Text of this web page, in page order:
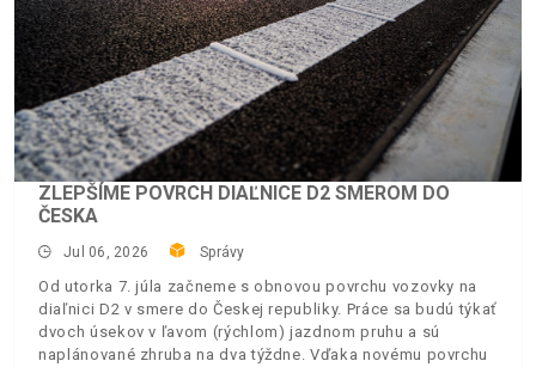
ZLEPŠÍME POVRCH DIAĽNICE D2 SMEROM DO
ČESKA
Jul 06, 2026 Správy
Od utorka 7. júla začneme s obnovou povrchu vozovky na
diaľnici D2 v smere do Českej republiky. Práce sa budú týkať
dvoch úsekov v ľavom (rýchlom) jazdnom pruhu a sú
naplánované zhruba na dva týždne. Vďaka novému povrchu